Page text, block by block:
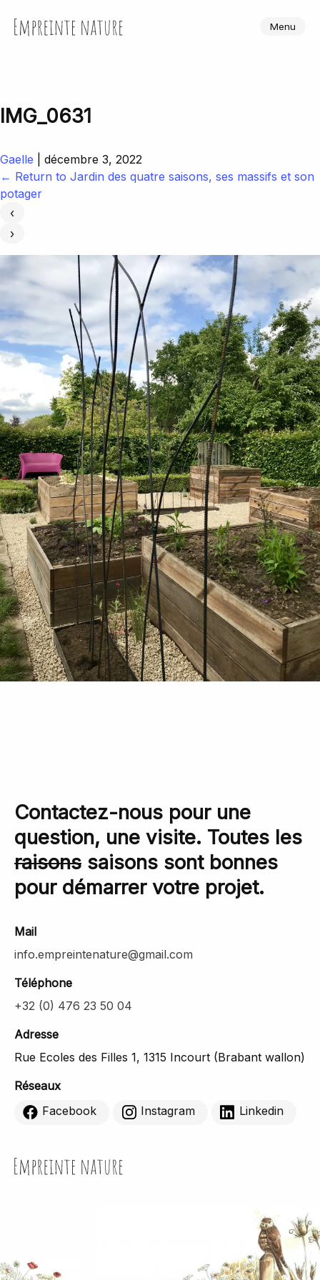
Empreinte Nature Menu
IMG_0631
Gaelle
décembre 3, 2022
← Return to Jardin des quatre saisons, ses massifs et son
potager
‹
›
Contactez-nous pour une
question, une visite. Toutes les
raisons saisons sont bonnes
pour démarrer votre projet.
Mail
info.empreintenature@gmail.com
Téléphone
+32 (0) 476 23 50 04
Adresse
Rue Ecoles des Filles 1, 1315 Incourt (Brabant wallon)
Réseaux
Facebook
Instagram Linkedin
Empreinte Nature